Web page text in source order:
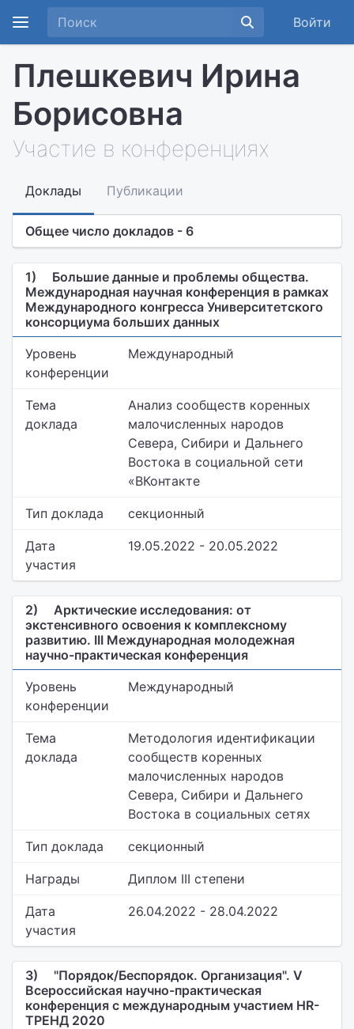
Войти
Плешкевич Ирина
Борисовна
Участие в конференциях
Доклады Публикации
Общее число докладов - 6
1)
Большие данные и проблемы общества.
Международная научная конференция в рамках
Международного конгресса Университетского
консорциума больших данных
Уровень
конференции
Международный
Тема
доклада
Анализ сообществ коренных
малочисленных народов
Севера, Сибири и Дальнего
Востока в социальной сети
«ВКонтакте
Тип доклада секционный
Дата
участия
19.05.2022 - 20.05.2022
2)
Арктические исследования: от
экстенсивного освоения к комплексному
развитию. III Международная молодежная
научно-практическая конференция
Уровень
конференции
Международный
Тема
доклада
Методология идентификации
сообществ коренных
малочисленных народов
Севера, Сибири и Дальнего
Востока в социальных сетях
Тип доклада секционный
Награды Диплом III степени
Дата
участия
26.04.2022 - 28.04.2022
3)
"Порядок/Беспорядок. Организация". V
Всероссийская научно-практическая
конференция с международным участием HR-
ТРЕНД 2020